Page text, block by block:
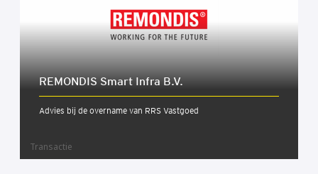
REMONDIS Smart Infra B.V.
Advies bij de overname van RRS Vastgoed
Transactie